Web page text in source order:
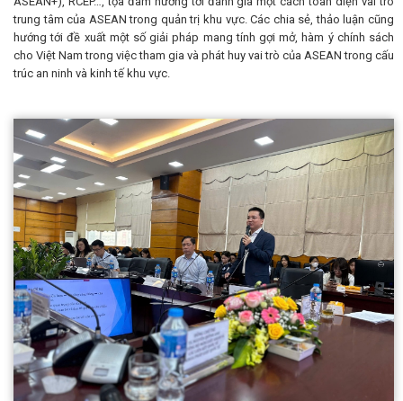
trung tâm của ASEAN trong quản trị khu vực. Các chia sẻ, thảo luận cũng
hướng tới đề xuất một số giải pháp mang tính gợi mở, hàm ý chính sách
cho Việt Nam trong việc tham gia và phát huy vai trò của ASEAN trong cấu
trúc an ninh và kinh tế khu vực.